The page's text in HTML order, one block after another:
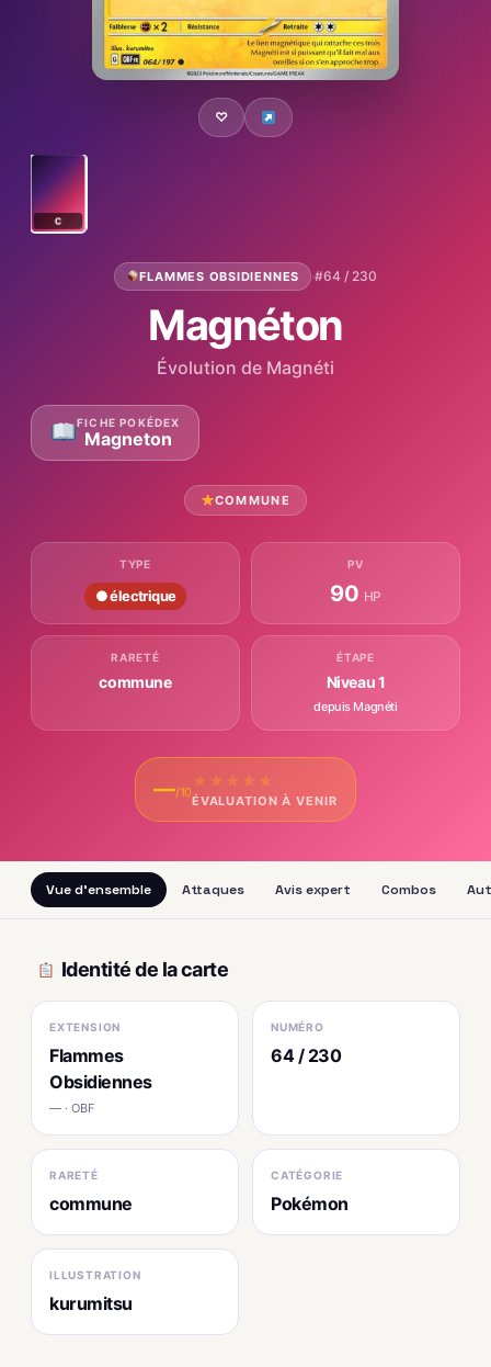
♡
C
FLAMMES OBSIDIENNES ·#64 / 230
Magnéton
Évolution de Magnéti
FICHE POKÉDEX
Magneton
COMMUNE
TYPE
● électrique
PV
90 HP
RARETÉ
commune
ÉTAPE
Niveau 1
depuis Magnéti
—/10
★ ★ ★ ★ ★
ÉVALUATION À VENIR
Vue d'ensemble Attaques Avis expert Combos
Identité de la carte
EXTENSION
Flammes
Obsidiennes
— · OBF
NUMÉRO
64 / 230
RARETÉ
commune
CATÉGORIE
Pokémon
ILLUSTRATION
kurumitsu